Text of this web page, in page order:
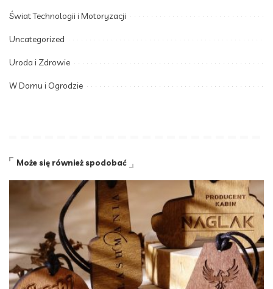
Świat Technologii i Motoryzacji
Uncategorized
Uroda i Zdrowie
W Domu i Ogrodzie
Może się również spodobać